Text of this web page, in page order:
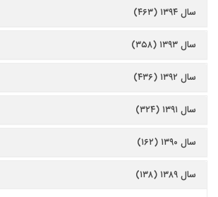
سال ۱۳۹۴ (۴۶۳)
سال ۱۳۹۳ (۳۵۸)
سال ۱۳۹۲ (۴۳۶)
سال ۱۳۹۱ (۳۲۴)
سال ۱۳۹۰ (۱۶۲)
سال ۱۳۸۹ (۱۳۸)